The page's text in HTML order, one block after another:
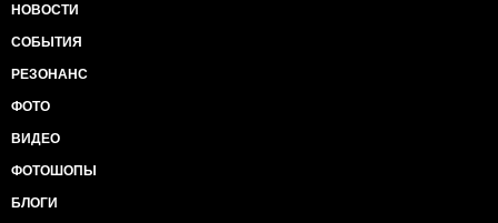
НОВОСТИ
СОБЫТИЯ
РЕЗОНАНС
ФОТО
ВИДЕО
ФОТОШОПЫ
БЛОГИ